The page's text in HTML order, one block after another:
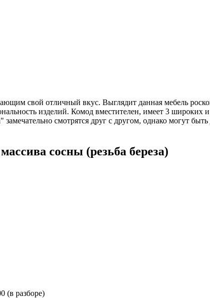
свой отличный вкус. Выглядит данная мебель
изделий. Комод вместителен, имеет 3 широких
смотрятся друг с другом, однако могут
сосны (резьба береза)
(в разборе)